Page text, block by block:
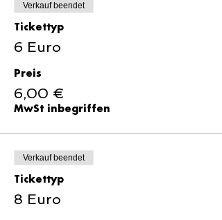
Verkauf beendet
Tickettyp
6 Euro
Preis
6,00 €
MwSt inbegriffen
Verkauf beendet
Tickettyp
8 Euro